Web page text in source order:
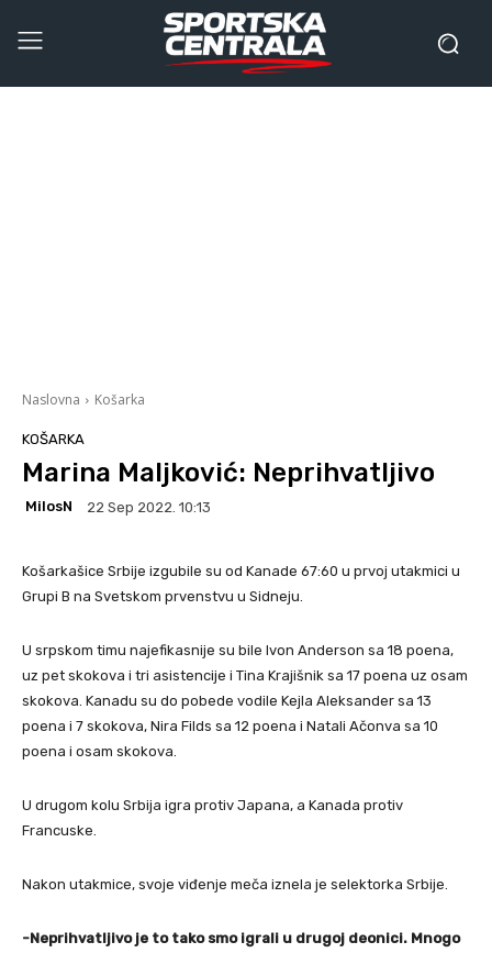
Naslovna Košarka
KOŠARKA
Marina Maljković: Neprihvatljivo
MilosN 22 Sep 2022. 10:13
Košarkašice Srbije izgubile su od Kanade 67:60 u prvoj utakmici u
Grupi B na Svetskom prvenstvu u Sidneju.
U srpskom timu najefikasnije su bile Ivon Anderson sa 18 poena,
uz pet skokova i tri asistencije i Tina Krajišnik sa 17 poena uz osam
skokova. Kanadu su do pobede vodile Kejla Aleksander sa 13
poena i 7 skokova, Nira Filds sa 12 poena i Natali Ačonva sa 10
poena i osam skokova.
U drugom kolu Srbija igra protiv Japana, a Kanada protiv
Francuske.
Nakon utakmice, svoje viđenje meča iznela je selektorka Srbije.
-Neprihvatljivo je to tako smo igrali u drugoj deonici. Mnogo